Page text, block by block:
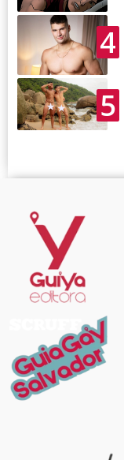
4
5